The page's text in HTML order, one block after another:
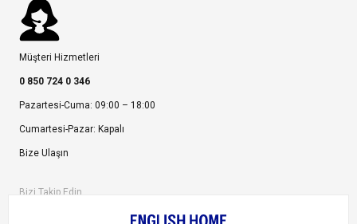
Müşteri Hizmetleri
0 850 724 0 346
Pazartesi-Cuma: 09:00 – 18:00
Cumartesi-Pazar: Kapalı
Bize Ulaşın
Bizi Takip Edin